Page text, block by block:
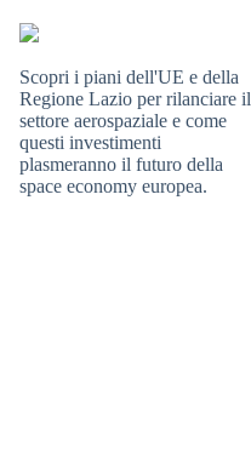
Scopri i piani dell'UE e della
Regione Lazio per rilanciare il
settore aerospaziale e come
questi investimenti
plasmeranno il futuro della
space economy europea.